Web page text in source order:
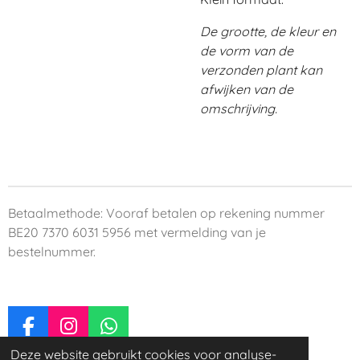
Deze website gebruikt cookies voor analyse-
De grootte, de kleur en
de vorm van de
verzonden plant kan
afwijken van de
omschrijving.
Betaalmethode: Vooraf betalen op rekening nummer
BE20 7370 6031 5956 met vermelding van je
bestelnummer.
F
a
I
n
W
h
© 2023 - 2026 Terrariums By Evi